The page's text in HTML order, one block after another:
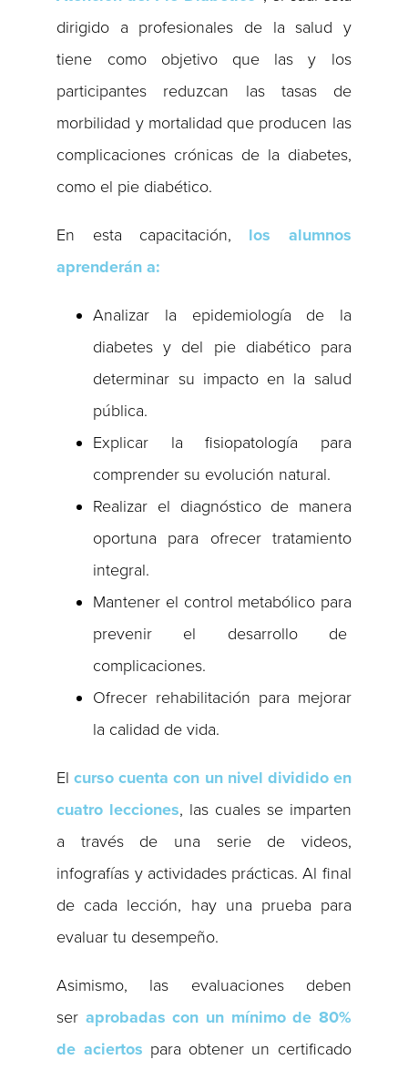
dirigido a profesionales de la salud y
tiene como objetivo que las y los
participantes reduzcan las tasas de
morbilidad y mortalidad que producen las
complicaciones crónicas de la diabetes,
como el pie diabético.
En esta capacitación, los alumnos
aprenderán a:
Analizar la epidemiología de la
diabetes y del pie diabético para
determinar su impacto en la salud
pública.
Explicar la fisiopatología para
comprender su evolución natural.
Realizar el diagnóstico de manera
oportuna para ofrecer tratamiento
integral.
Mantener el control metabólico para
prevenir el desarrollo de
complicaciones.
Ofrecer rehabilitación para mejorar
la calidad de vida.
Elcurso cuenta con un nivel dividido en
cuatro lecciones, las cuales se imparten
a través de una serie de videos,
infografías y actividades prácticas. Al final
de cada lección, hay una prueba para
evaluar tu desempeño.
Asimismo, las evaluaciones deben
ser aprobadas con un mínimo de 80%
de aciertos para obtener un certificado